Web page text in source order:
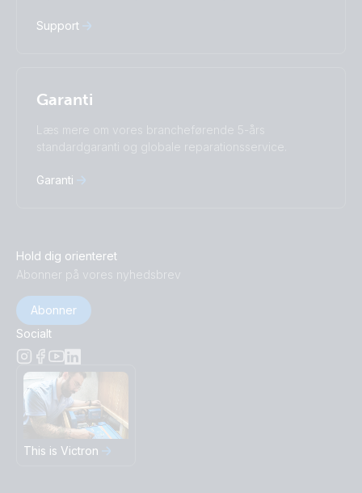
Support
Garanti
Læs mere om vores brancheførende 5-års
standardgaranti og globale reparationsservice.
Garanti
Hold dig orienteret
Abonner på vores nyhedsbrev
Abonner
Socialt
This is Victron